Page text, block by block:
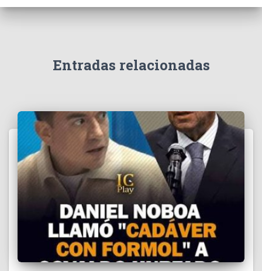
e
Entradas relacionadas